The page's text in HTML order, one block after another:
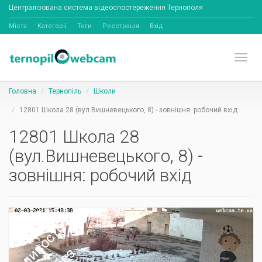
Централізована система відеоспостереження Тернополя
Міста Категорії Теги Реєстрація Вхід
Головна Тернопіль Школи
12801 Школа 28 (вул.Вишневецького, 8) - зовнішня: робочий вхід
12801 Школа 28
(вул.Вишневецького, 8) -
зовнішня: робочий вхід